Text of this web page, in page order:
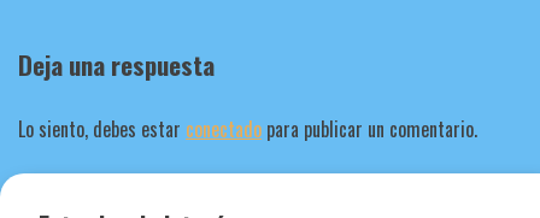
Deja una respuesta
Lo siento, debes estar conectado para publicar un comentario.